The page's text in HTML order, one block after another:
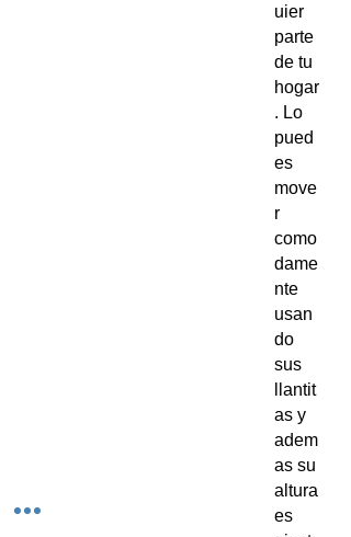
uier
parte
de tu
hogar
. Lo
pued
es
move
r
como
dame
nte
usan
do
sus
llantit
as y
adem
as su
altura
es